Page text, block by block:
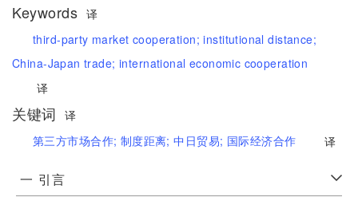
Keywords 译
third-party market cooperation;institutional distance;
China-Japan trade; international economic cooperation
译
关键词
译
第三方市场合作; 制度距离;中日贸易; 国际经济合作 译
一 引言